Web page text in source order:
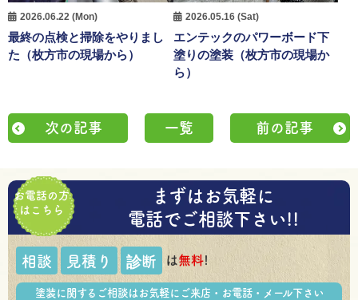
2026.06.22 (Mon)
最終の点検と掃除をやりまし
た（枚方市の現場から）
2026.05.16 (Sat)
エンテックのパワーボード下
塗りの塗装（枚方市の現場か
ら）
次の記事 一覧 前の記事
お電話の方
はこちら
まずはお気軽に
電話でご相談下さい!!
相談 見積り 診断 は無料!
塗装に関するご相談はお気軽にご来店・お電話・メール下さい